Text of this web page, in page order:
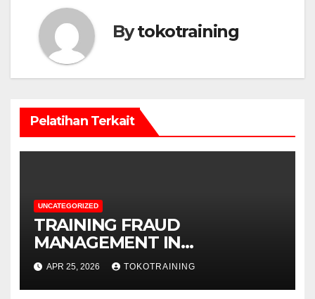
Bytokotraining
Pelatihan Terkait
UNCATEGORIZED
TRAINING FRAUD
MANAGEMENT IN
TELECOMMUNICATION
BUSINESS
APR 25, 2026 TOKOTRAINING